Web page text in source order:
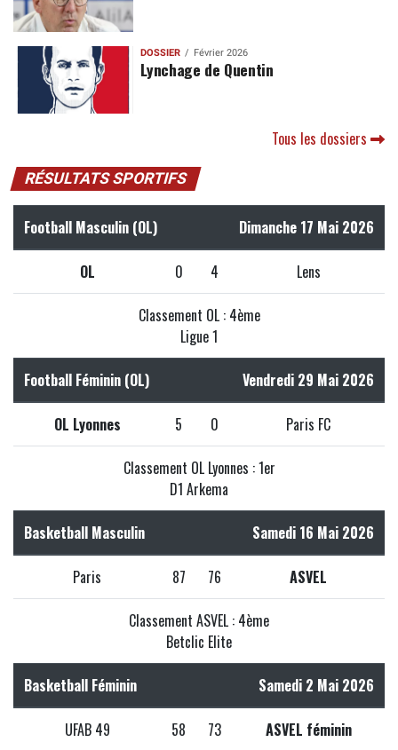
DOSSIER Février 2026
Lynchage de Quentin
Tous les dossiers
RÉSULTATS SPORTIFS
Football Masculin (OL) Dimanche 17 Mai 2026
OL 0 4 Lens
Classement OL : 4ème
Ligue 1
Football Féminin (OL) Vendredi 29 Mai 2026
OL Lyonnes 5 0 Paris FC
Classement OL Lyonnes : 1er
D1 Arkema
Basketball Masculin Samedi 16 Mai 2026
Paris 87 76 ASVEL
Classement ASVEL : 4ème
Betclic Elite
Basketball Féminin Samedi 2 Mai 2026
UFAB 49 58 73 ASVEL féminin